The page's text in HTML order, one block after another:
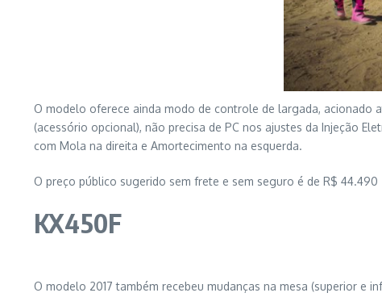
O modelo oferece ainda modo de controle de largada, acionado
(acessório opcional), não precisa de PC nos ajustes da Injeção
com Mola na direita e Amortecimento na esquerda.
O preço público sugerido sem frete e sem seguro é de R$ 44.490
KX450F
O modelo 2017 também recebeu mudanças na mesa (superior e